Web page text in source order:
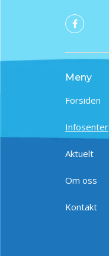
Meny
Forsiden
Infosenter
Aktuelt
Om oss
Kontakt